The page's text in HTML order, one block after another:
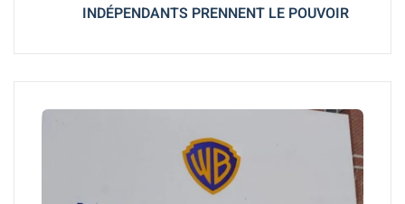
INDÉPENDANTS PRENNENT LE POUVOIR